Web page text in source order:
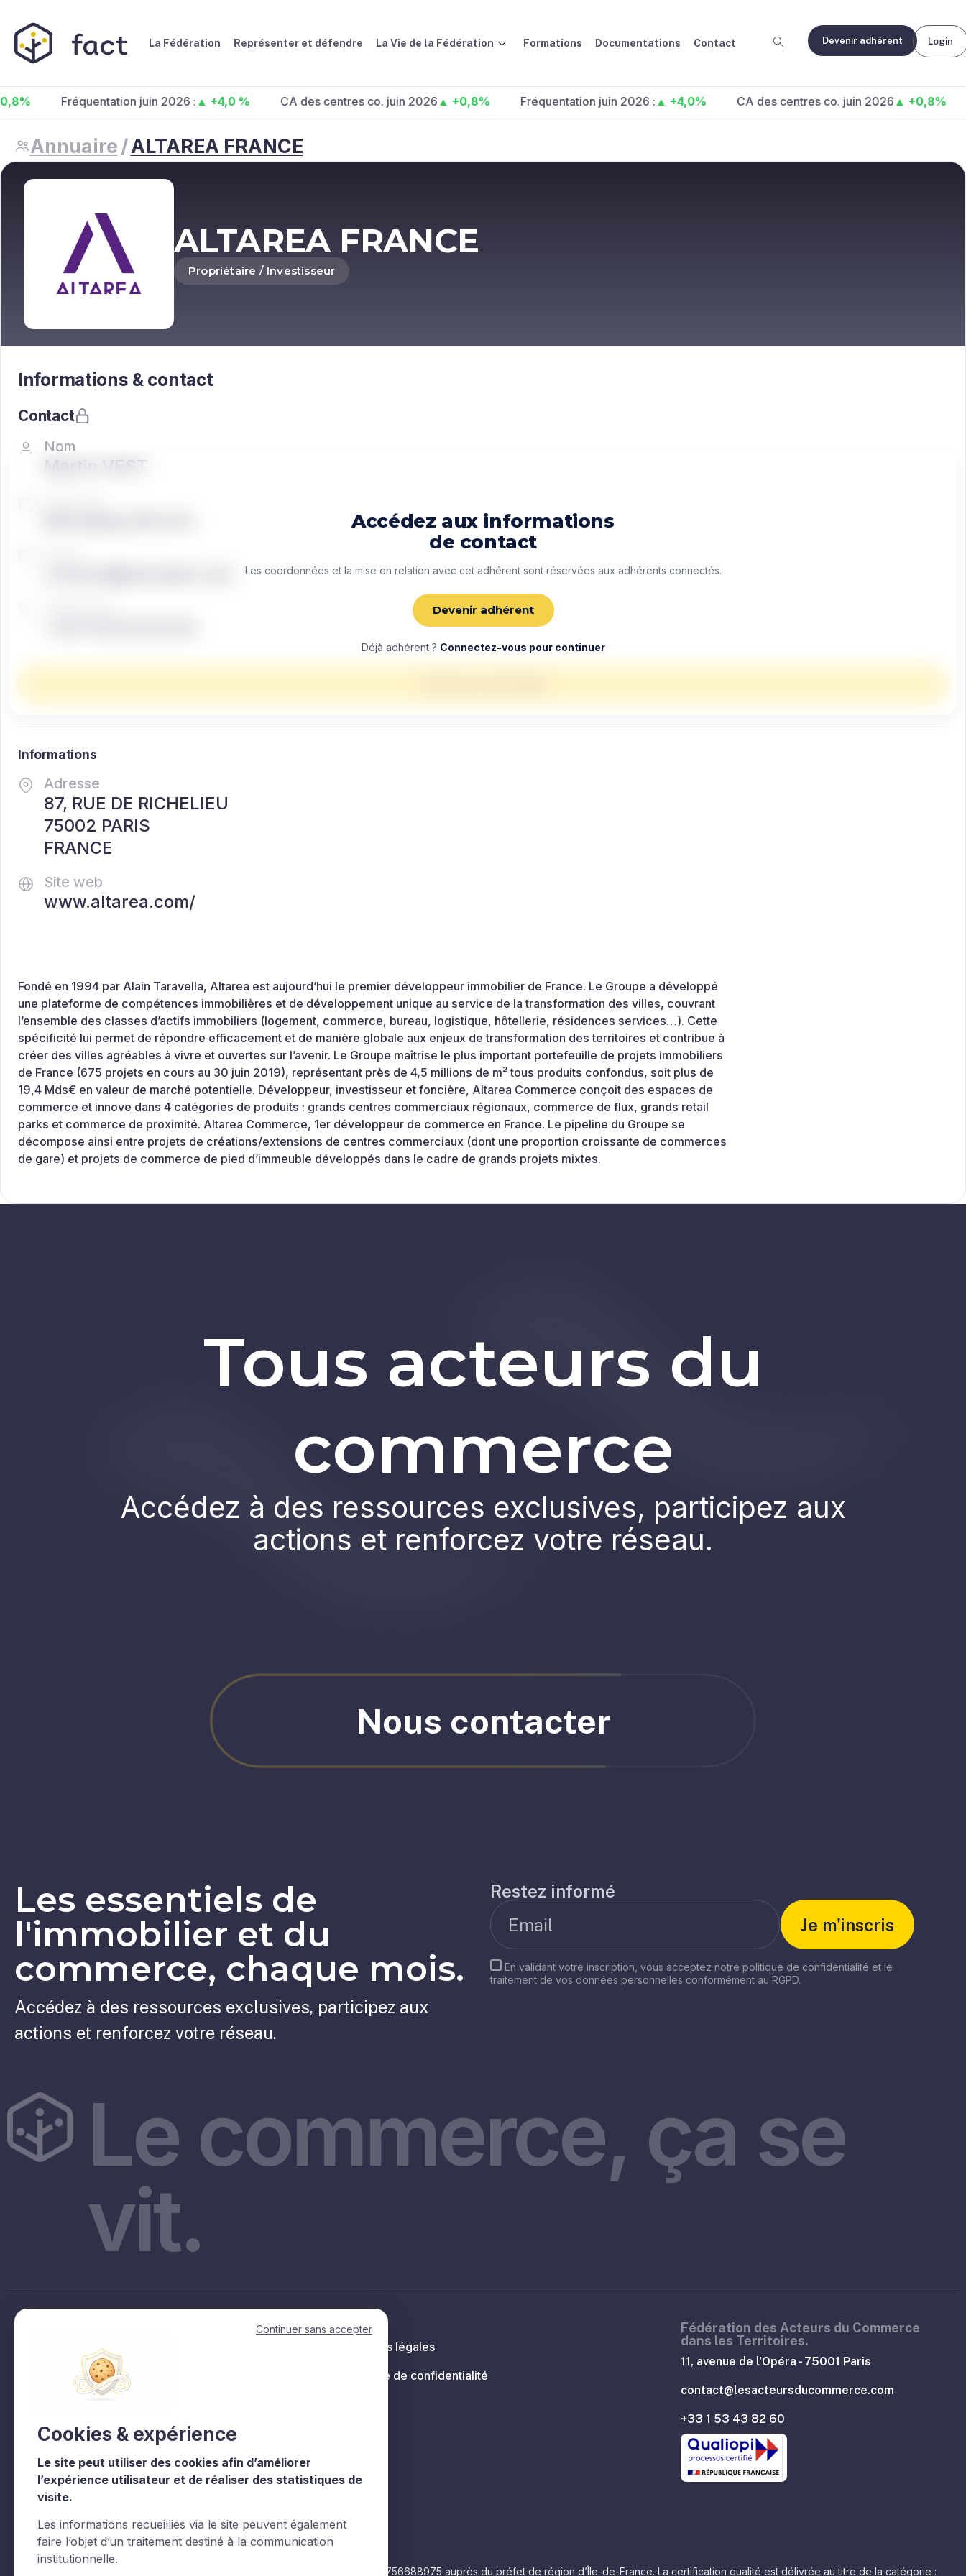
La Fédération Représenter et défendre La Vie de la Fédération Formations Documentations Contact Devenir adhérent Login
Fréquentation juin 2026 :▲ +4,0 % CA des centres co. juin 2026▲ +0,8% Fréquentation juin 2026 :▲ +4,0% CA des centres co. juin 2026▲ +0,8%
Annuaire/ALTAREA FRANCE
ALTAREA FRANCE
Propriétaire / Investisseur
Fondé en 1994 par Alain Taravella, Altarea est aujourd’hui le premier développeur immobilier de France. Le Groupe a développé
une plateforme de compétences immobilières et de développement unique au service de la transformation des villes, couvrant
l’ensemble des classes d’actifs immobiliers (logement, commerce, bureau, logistique, hôtellerie, résidences services…). Cette
spécificité lui permet de répondre efficacement et de manière globale aux enjeux de transformation des territoires et contribue à
créer des villes agréables à vivre et ouvertes sur l’avenir. Le Groupe maîtrise le plus important portefeuille de projets immobiliers
de France (675 projets en cours au 30 juin 2019), représentant près de 4,5 millions de m² tous produits confondus, soit plus de
19,4 Mds€ en valeur de marché potentielle. Développeur, investisseur et foncière, Altarea Commerce conçoit des espaces de
commerce et innove dans 4 catégories de produits : grands centres commerciaux régionaux, commerce de flux, grands retail
parks et commerce de proximité. Altarea Commerce, 1er développeur de commerce en France. Le pipeline du Groupe se
décompose ainsi entre projets de créations/extensions de centres commerciaux (dont une proportion croissante de commerces
de gare) et projets de commerce de pied d’immeuble développés dans le cadre de grands projets mixtes.
Informations & contact
Contact
Nom
Martin VEST
Accédez aux informations
de contact
Les coordonnées et la mise en relation avec cet adhérent sont réservées aux adhérents connectés.
Devenir adhérent
Déjà adhérent ? Connectez-vous pour continuer
Informations
Adresse
87, RUE DE RICHELIEU
75002 PARIS
FRANCE
Site web
www.altarea.com/
Tous acteurs du
commerce
Accédez à des ressources exclusives, participez aux
actions et renforcez votre réseau.
Nous contacter
Les essentiels de
l'immobilier et du
commerce, chaque mois.
Accédez à des ressources exclusives, participez aux
actions et renforcez votre réseau.
Restez informé
En validant votre inscription, vous acceptez notre politique de confidentialité et le
traitement de vos données personnelles conformément au RGPD.
Le commerce, ça se
vit.
Accueil
La Fédération
La Vie de la Fédération
Les commissions
Valorpark
La Fédération
Documentations
Mentions légales
Politique de confidentialité
Fédération des Acteurs du Commerce
dans les Territoires.
11, avenue de l'Opéra - 75001 Paris
contact@lesacteursducommerce.com
+33 1 53 43 82 60
Le CNCC est un organisme de formation enregistré sous le numéro 11756688975 auprès du préfet de région d’Île-de-France. La certification qualité est délivrée au titre de la catégorie :
Continuer sans accepter
Cookies & expérience
Le site peut utiliser des cookies afin d’améliorer
l’expérience utilisateur et de réaliser des statistiques de
visite.
Les informations recueillies via le site peuvent également
faire l’objet d’un traitement destiné à la communication
institutionnelle.